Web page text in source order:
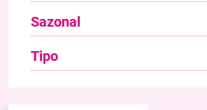
Sazonal
Tipo